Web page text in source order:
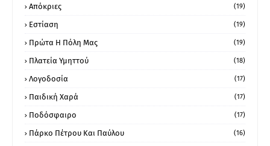
Απόκριες (19)
Εστίαση (19)
Πρώτα Η Πόλη Μας (19)
Πλατεία Υμηττού (18)
Λογοδοσία (17)
Παιδική Χαρά (17)
Ποδόσφαιρο (17)
Πάρκο Πέτρου Και Παύλου (16)